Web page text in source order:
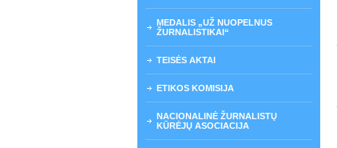
MEDALIS „UŽ NUOPELNUS
ŽURNALISTIKAI“
TEISĖS AKTAI
ETIKOS KOMISIJA
NACIONALINĖ ŽURNALISTŲ
KŪRĖJŲ ASOCIACIJA